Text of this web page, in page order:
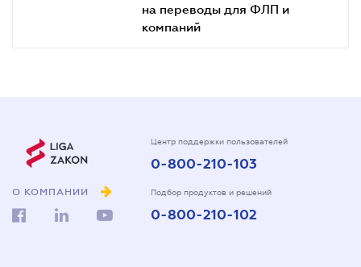
на переводы для ФЛП и
компаний
О КОМПАНИИ
Центр поддержки пользователей
0-800-210-103
Подбор продуктов и решений
0-800-210-102